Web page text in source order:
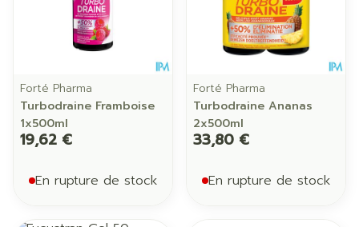
Forté Pharma
Turbodraine Framboise
1x500ml
19,62 €
En rupture de stock
Forté Pharma
Turbodraine Ananas
2x500ml
33,80 €
En rupture de stock